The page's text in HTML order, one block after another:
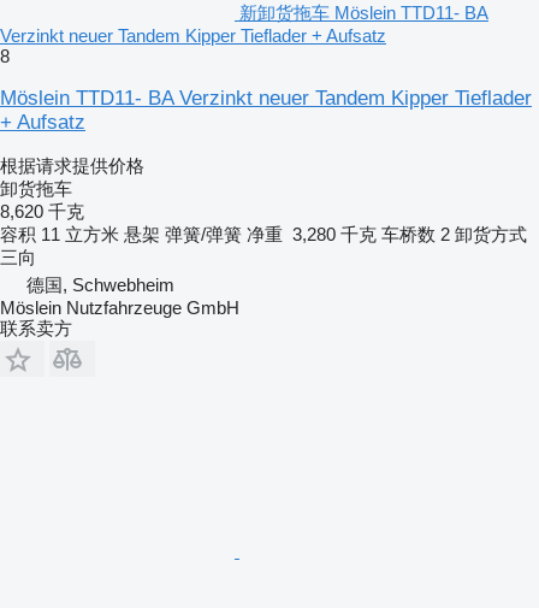
新卸货拖车 Möslein TTD11- BA
Verzinkt neuer Tandem Kipper Tieflader + Aufsatz
8
Möslein TTD11- BA Verzinkt neuer Tandem Kipper Tieflader
+ Aufsatz
根据请求提供价格
卸货拖车
8,620 千克
容积 11 立方米 悬架 弹簧/弹簧 净重 3,280 千克 车桥数 2 卸货方式
三向
德国, Schwebheim
Möslein Nutzfahrzeuge GmbH
联系卖方